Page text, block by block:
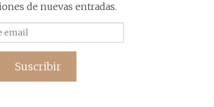
de nuevas entradas.
de
Suscribir